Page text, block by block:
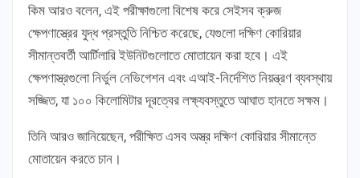
কিম আরও বলেন, এই পরীক্ষাগুলো বিশেষ করে সেইসব ক্রুজ
ক্ষেপণাস্ত্রের যুদ্ধ প্রস্তুতি নিশ্চিত করেছে, যেগুলো দক্ষিণ কোরিয়ার
সীমান্তবর্তী আর্টিলারি ইউনিটগুলোতে মোতায়েন করা হবে। এই
ক্ষেপণাস্ত্রগুলো নির্ভুল নেভিগেশন এবং এআই-নির্দেশিত নিয়ন্ত্রণ ব্যবস্থায়
সজ্জিত, যা ১০০ কিলোমিটার দূরত্বের লক্ষ্যবস্তুতে আঘাত হানতে সক্ষম।
তিনি আরও জানিয়েছেন, পরীক্ষিত এসব অস্ত্র দক্ষিণ কোরিয়ার সীমান্তে
মোতায়েন করতে চান।